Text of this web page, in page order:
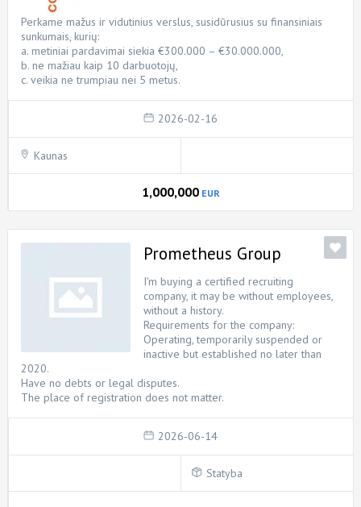
Perkame mažus ir vidutinius verslus, susidūrusius su finansiniais
sunkumais, kurių:
a. metiniai pardavimai siekia €300.000 – €30.000.000,
b. ne mažiau kaip 10 darbuotojų,
c. veikia ne trumpiau nei 5 metus.
2026-02-16
Kaunas
1,000,000 EUR
Prometheus Group
I'm buying a certified recruiting
company, it may be without employees,
without a history.
Requirements for the company:
Operating, temporarily suspended or
inactive but established no later than
2020.
Have no debts or legal disputes.
The place of registration does not matter.
2026-06-14
Statyba